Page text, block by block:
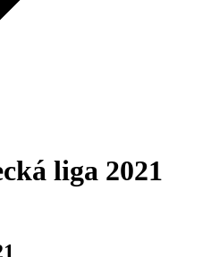
liga 2021